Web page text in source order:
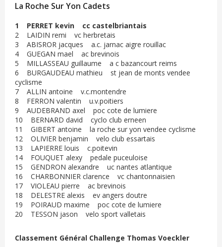
La Roche Sur Yon Cadets
1 PERRET kevin cc castelbriantais
2 LAIDIN remi vc herbretais
3 ABISROR jacques a.c. jarnac aigre rouillac
4 GUEGAN mael ac brevinois
5 MILLASSEAU guillaume a c bazancourt reims
6 BURGAUDEAU mathieu st jean de monts vendee
cyclisme
7 ALLIN antoine v.c.montendre
8 FERRON valentin u.v.poitiers
9 AUDEBRAND axel poc cote de lumiere
10 BERNARD david cyclo club erneen
11 GIBERT antoine la roche sur yon vendee cyclisme
12 OLIVIER benjamin velo club essartais
13 LAPIERRE louis c.poitevin
14 FOUQUET alexy pedale puceuloise
15 GENDRON alexandre uc nantes atlantique
16 CHARBONNIER clarence vc chantonnaisien
17 VIOLEAU pierre ac brevinois
18 DELESTRE alexis ev angers doutre
19 POIRAUD maxime poc cote de lumiere
20 TESSON jason velo sport valletais
Classement Général Challenge Thomas Voeckler